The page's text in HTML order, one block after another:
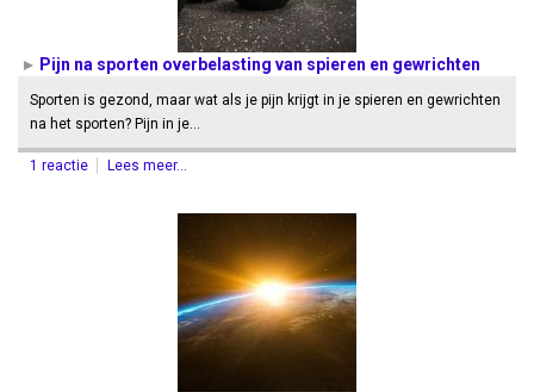
Pijn na sporten overbelasting van spieren en gewrichten
Sporten is gezond, maar wat als je pijn krijgt in je spieren en gewrichten
na het sporten? Pijn in je…
1 reactie Lees meer...